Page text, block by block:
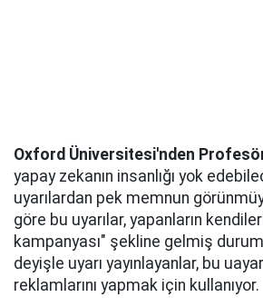
Oxford Üniversitesi'nden
yapay zekanın insanlığı yok
uyarılardan pek memnun
göre bu uyarılar, yapanların
kampanyası" şekline gelmiş
deyişle uyarı yayınlayanlar, bu
reklamlarını yapmak için kullanıyor.